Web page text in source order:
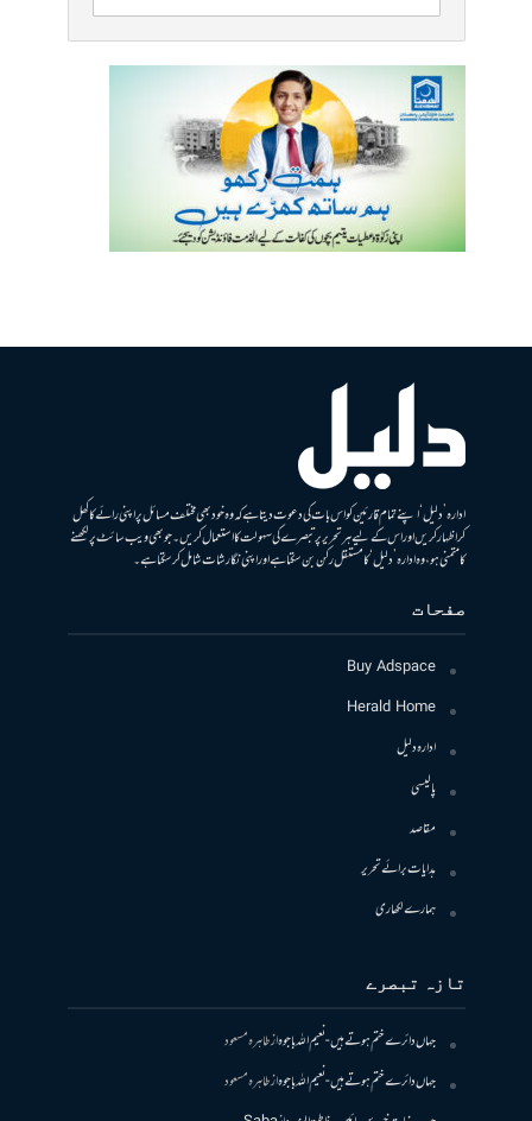
ادارہ ’دلیل‘ اپنے تمام قارئین کو اس بات کی دعوت دیتا ہے کہ وہ خود بھی مختلف مسائل پر اپنی رائے کا کھل
کر اظہار کریں اور اس کے لیے ہر تحریر پر تبصرے کی سہولت کا استعمال کریں۔ جو بھی ویب سائٹ پر لکھنے
کا متمنی ہو، وہ ادارہ ’دلیل‘ کا مستقل رکن بن سکتا ہے اور اپنی نگارشات شامل کرسکتا ہے۔
صفحات
Buy Adspace
Herald Home
ادارہ دلیل
پالیسی
مقاصد
ہدایات برائے تحریر
ہمارے لکھاری
تازہ تبصرے
جہاں دائرے ختم ہوتے ہیں- نعیم اللہ باجوہازطاہرہ مسعود
جہاں دائرے ختم ہوتے ہیں- نعیم اللہ باجوہازطاہرہ مسعود